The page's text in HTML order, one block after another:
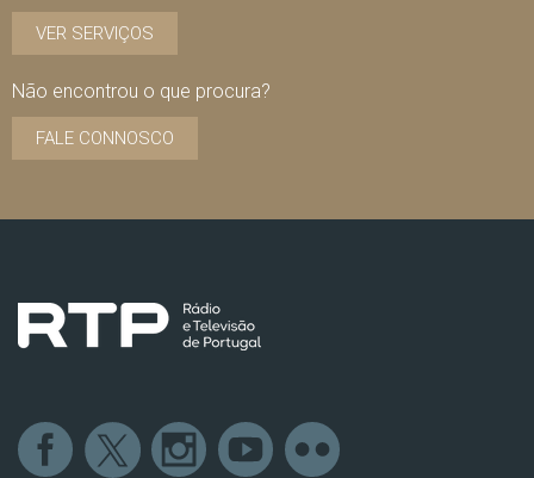
VER SERVIÇOS
Não encontrou o que procura?
FALE CONNOSCO